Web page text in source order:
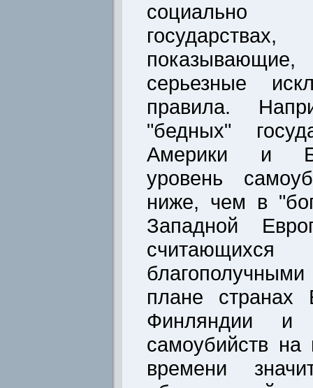
социально
серьезные
правила.
"бедных"
Америки и
уровень
ниже, чем в
Западной
плане
Финляндии и
самоубийств на
времени